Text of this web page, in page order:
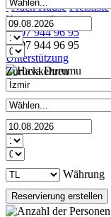
Nach Hause Preisliste
Kommunikation
0 507 944 96 95
0 507 944 96 95
Unterstützung
Zurückkehren
Währung